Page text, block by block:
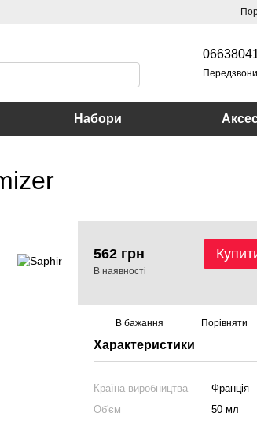
Набори
562 грн
В наявності
В бажання Порівняти
Характеристики
Країна виробництва
Франція
Об'єм
50 мл